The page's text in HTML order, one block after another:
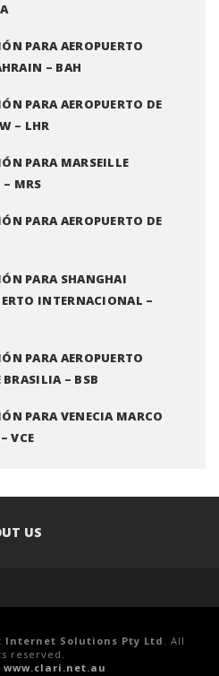
PARA AEROPUERTO
– BAH
PARA AEROPUERTO DE
– LHR
PARA MARSEILLE
– MRS
PARA AEROPUERTO DE
PARA SHANGHAI
INTERNACIONAL –
PARA AEROPUERTO
– BSB
PARA VENECIA MARCO
VCE
US
Internet Solutions Pty Ltd . All
reserved.
www.clari.net.au